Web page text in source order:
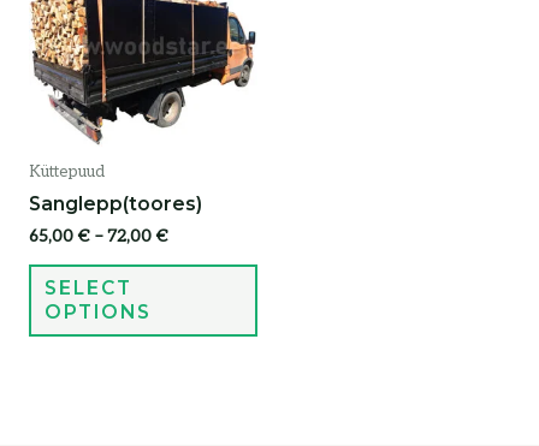
Küttepuud
Sanglepp(toores)
65,00€–72,00€
SELECT
OPTIONS